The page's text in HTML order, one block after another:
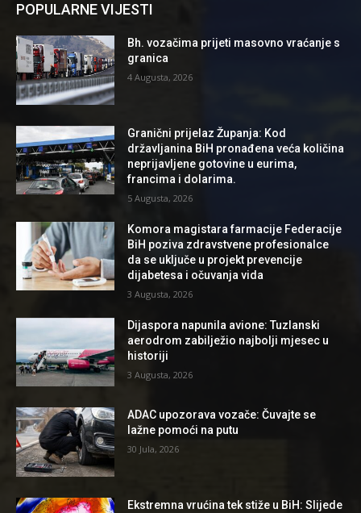
POPULARNE VIJESTI
Bh. vozačima prijeti masovno vraćanje s
granica
4 Augusta, 2026
Granični prijelaz Županja: Kod
državljanina BiH pronađena veća količina
neprijavljene gotovine u eurima,
francima i dolarima.
5 Augusta, 2026
Komora magistara farmacije Federacije
BiH poziva zdravstvene profesionalce
da se uključe u projekt prevencije
dijabetesa i očuvanja vida
3 Augusta, 2026
Dijaspora napunila avione: Tuzlanski
aerodrom zabilježio najbolji mjesec u
historiji
3 Augusta, 2026
ADAC upozorava vozače: Čuvajte se
lažne pomoći na putu
30 Jula, 2026
Ekstremna vrućina tek stiže u BiH: Slijede